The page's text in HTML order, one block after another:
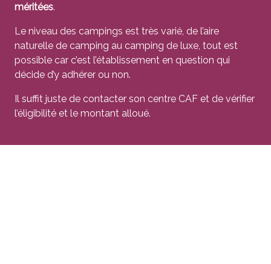
méritées.
Le niveau des campings est très varié, de l’aire
naturelle de camping au camping de luxe, tout est
possible car c’est l’établissement en question qui
décide d’y adhérer ou non.
Il suffit juste de contacter son centre CAF et de vérifier
l’éligibilité et le montant alloué.